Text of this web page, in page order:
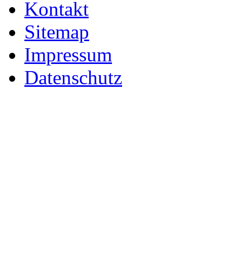
Kontakt
Sitemap
Impressum
Datenschutz